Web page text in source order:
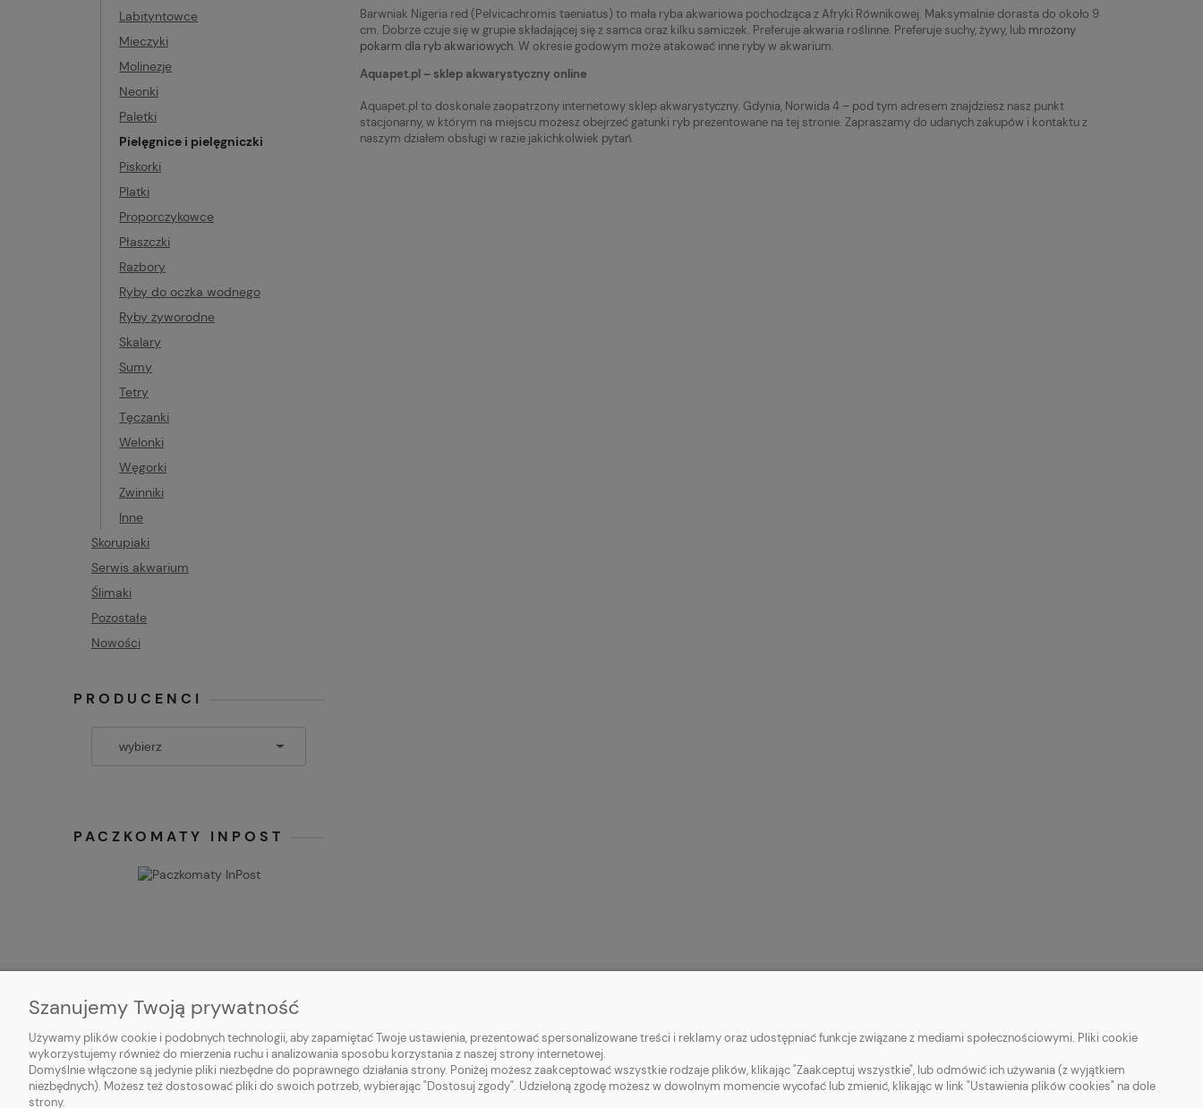
Labityntowce
Mieczyki
Molinezje
Neonki
Paletki
Pielęgnice i pielęgniczki
Piskorki
Platki
Proporczykowce
Płaszczki
Razbory
Ryby do oczka wodnego
Ryby żyworodne
Skalary
Sumy
Tetry
Tęczanki
Welonki
Węgorki
Zwinniki
Inne
Skorupiaki
Serwis akwarium
Ślimaki
Pozostałe
Nowości
PRODUCENCI
PACZKOMATY INPOST
Cena nie zawiera ewentualnych kosztów
płatności
Barwniak Nigeria red (Pelvicachromis taeniatus) to mała ryba akwariowa pochodząca z Afryki Równikowej. Maksymalnie dorasta do około 9
cm. Dobrze czuje się w grupie składającej się z samca oraz kilku samiczek. Preferuje akwaria roślinne. Preferuje suchy, żywy, lub mrożony
pokarm dla ryb akwariowych. W okresie godowym może atakować inne ryby w akwarium.
Aquapet.pl – sklep akwarystyczny online
Aquapet.pl to doskonale zaopatrzony internetowy sklep akwarystyczny. Gdynia, Norwida 4 – pod tym adresem znajdziesz nasz punkt
stacjonarny, w którym na miejscu możesz obejrzeć gatunki ryb prezentowane na tej stronie. Zapraszamy do udanych zakupów i kontaktu z
naszym działem obsługi w razie jakichkolwiek pytań.
O NAS
Kontakt
O firmie
OBSŁUGA KLIENTA
Metody płatności
Czas i koszty dostawy
POMOC
Jak kupować?
Kategorie pomocnicze
MOJE KONTO
Twoje zamówienia
Ustawienia konta
Szanujemy Twoją prywatność
Używamy plików cookie i podobnych technologii, aby zapamiętać Twoje ustawienia, prezentować spersonalizowane treści i reklamy oraz udostępniać funkcje związane z mediami społecznościowymi. Pliki cookie
wykorzystujemy również do mierzenia ruchu i analizowania sposobu korzystania z naszej strony internetowej.
Domyślnie włączone są jedynie pliki niezbędne do poprawnego działania strony. Poniżej możesz zaakceptować wszystkie rodzaje plików, klikając "Zaakceptuj wszystkie", lub odmówić ich używania (z wyjątkiem
niezbędnych). Możesz też dostosować pliki do swoich potrzeb, wybierając "Dostosuj zgody". Udzieloną zgodę możesz w dowolnym momencie wycofać lub zmienić, klikając w link "Ustawienia plików cookies" na dole
strony.